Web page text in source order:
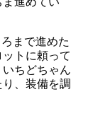
まで進めた
トに頼って
ちどちゃん
、装備を調